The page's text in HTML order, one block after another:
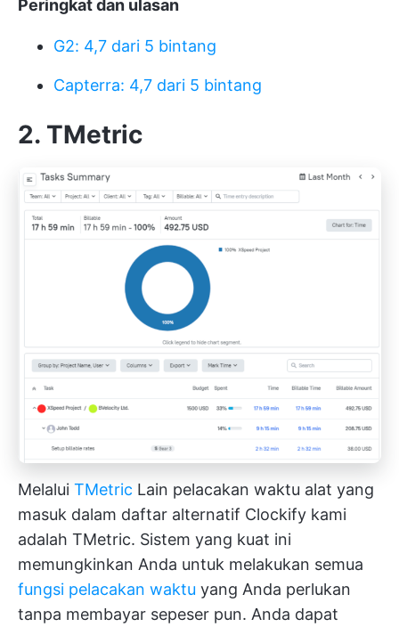
Peringkat dan ulasan
G2: 4,7 dari 5 bintang
Capterra: 4,7 dari 5 bintang
2. TMetric
Melalui TMetric Lain pelacakan waktu alat yang
masuk dalam daftar alternatif Clockify kami
adalah TMetric. Sistem yang kuat ini
memungkinkan Anda untuk melakukan semua
fungsi pelacakan waktu yang Anda perlukan
tanpa membayar sepeser pun. Anda dapat